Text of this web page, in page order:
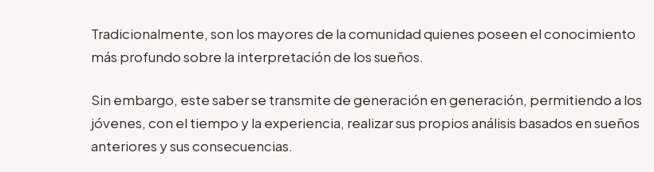
Tradicionalmente, son los mayores de la comunidad quienes poseen el conocimiento
más profundo sobre la interpretación de los sueños.
Sin embargo, este saber se transmite de generación en generación, permitiendo a los
jóvenes, con el tiempo y la experiencia, realizar sus propios análisis basados en sueños
anteriores y sus consecuencias.